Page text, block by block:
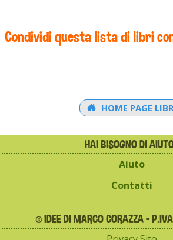
Condividi questa lista di libri
HOME PAGE
HAI BISOGNO DI
Aiuto
Contatti
© IDEE DI MARCO CORAZZA -